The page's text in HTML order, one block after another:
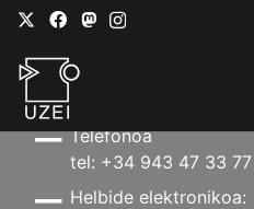
Helbidea
Telefonoa
tel: +34 943 47 33 77
Helbide elektronikoa: